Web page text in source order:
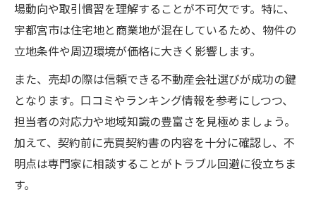
場動向や取引慣習を理解することが不可欠です。特に、
宇都宮市は住宅地と商業地が混在しているため、物件の
立地条件や周辺環境が価格に大きく影響します。
また、売却の際は信頼できる不動産会社選びが成功の鍵
となります。口コミやランキング情報を参考にしつつ、
担当者の対応力や地域知識の豊富さを見極めましょう。
加えて、契約前に売買契約書の内容を十分に確認し、不
明点は専門家に相談することがトラブル回避に役立ちま
す。